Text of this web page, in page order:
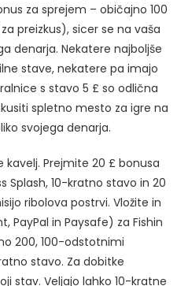
za sprejem – običajno 100
preizkus), sicer se na vaša
denarja. Nekatere najboljše
stave, nekatere pa imajo
s stavo 5 £ so odlična
spletno mesto za igre na
svojega denarja.
Prejmite 20 £ bonusa
Splash, 10-kratno stavo in 20
ribolova postrvi. Vložite in
PayPal in Paysafe) za Fishin
200, 100-odstotnimi
stavo. Za dobitke
stav. Veljajo lahko 10-kratne